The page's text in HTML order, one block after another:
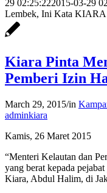
29 02:25:222015-03-29
Lembek, Ini Kata KIARA
Kiara Pinta
Pemberi Izin
March 29, 2015/in
adminkiara
Kamis, 26 Maret 2015
“Menteri Kelautan dan
yang berat kepada
Kiara, Abdul Halim, di